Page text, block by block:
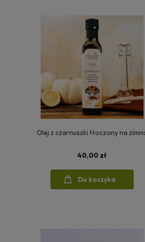
Olej z czarnuszki tłoczony na
40,00 zł
Do koszyka